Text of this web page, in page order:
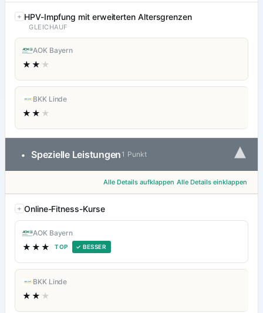
HPV-Impfung mit erweiterten Altersgrenzen
GLEICHAUF
AOK Bayern
★★ ★
BKK Linde
★★ ★
• Spezielle Leistungen 1 Punkt ▾
Alle Details aufklappen Alle Details einklappen
Online-Fitness-Kurse
AOK Bayern
★★★ TOP ✓ BESSER
BKK Linde
★★ ★